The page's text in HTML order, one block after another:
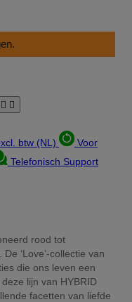
 
btw (NL)
Voor
Telefonisch Support
rood tot
‘Love’-collectie van
die ons leven een
lijn van HYBRID
facetten van liefde